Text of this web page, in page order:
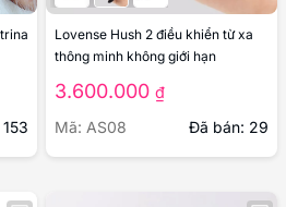
Lovense Hush 2 điều khiển từ xa
thông minh không giới hạn
3.600.000 ₫
Mã: AS08
Đã bán: 29